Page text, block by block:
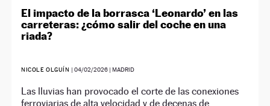
El impacto de la borrasca ‘Leonardo’ en las
carreteras: ¿cómo salir del coche en una
riada?
NICOLE OLGUÍN | 04/02/2026| MADRID
Las lluvias han provocado el corte de las conexiones
ferroviarias de alta velocidad y de decenas de